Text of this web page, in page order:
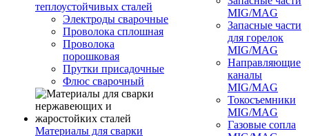
теплоустойчивых сталей
Электроды сварочные
Проволока сплошная
Проволока
порошковая
Прутки присадочные
Флюс сварочный
Материалы для сварки
MIG/MAG
Запасные части
для горелок
MIG/MAG
Направляющие
каналы
MIG/MAG
Токосъемники
MIG/MAG
Газовые сопла